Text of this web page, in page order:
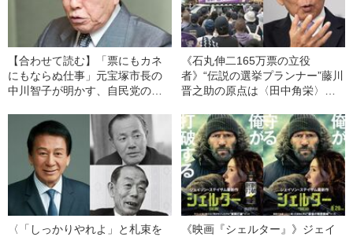
【合わせて読む】「票にもカネ
にもならぬ仕事」元宝塚市長の
中川智子が明かす、自民党の重
《石丸伸二165万票の立役
者》“伝説の選挙プランナー”藤川
晋之助の原点は〈田中角栄〉の
のように楽しんでいたんです」
【追悼】
〈「しっかりやれよ」と札束を
《映画『シェルター』》ジェイ